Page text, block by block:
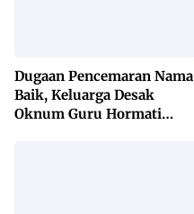
Dugaan Pencemaran Nama
Baik, Keluarga Desak
Oknum Guru Hormati